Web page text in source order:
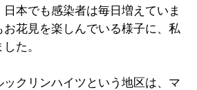
本でも感染者は毎日増えていま
花見を楽しんでいる様子に、私
た。
クリンハイツという地区は、マ